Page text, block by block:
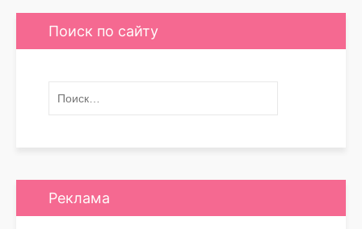
Поиск по сайту
Реклама